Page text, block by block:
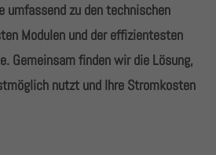
umfassend zu den technischen
Modulen und der effizientesten
Gemeinsam finden wir die Lösung,
nutzt und Ihre Stromkosten